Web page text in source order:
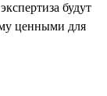
будут
ценными для